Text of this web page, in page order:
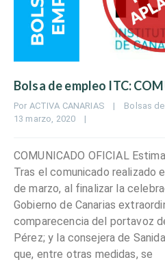
Bolsa de empleo ITC:
Por ACTIVA CANARIAS | Bolsas
13 marzo, 2020 |
COMUNICADO OFICIAL
Tras el comunicado realizado
de marzo, al finalizar la
Gobierno de Canarias
comparecencia del portavoz
Pérez; y la consejera de
que, entre otras medidas, se